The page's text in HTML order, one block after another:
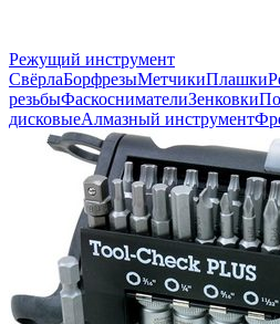
Режущий инструмент
СвёрлаБорфрезыМетчикиПлашки
резьбыФаскоснимателиЗенковки
дисковыеАлмазный инструмент